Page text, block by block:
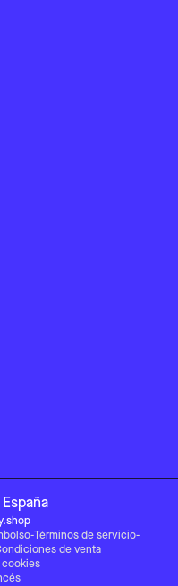
España
-Términos de servicio-
de venta
cookies